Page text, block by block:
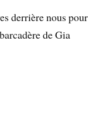
derrière nous pour
de Gia